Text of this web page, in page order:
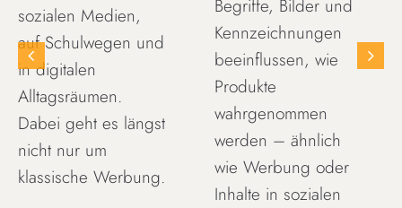
sozialen Medien,
auf Schulwegen und
in digitalen
Alltagsräumen.
Dabei geht es längst
nicht nur um
klassische Werbung.
Begriffe, Bilder und
Kennzeichnungen
beeinflussen, wie
Produkte
wahrgenommen
werden – ähnlich
wie Werbung oder
Inhalte in sozialen